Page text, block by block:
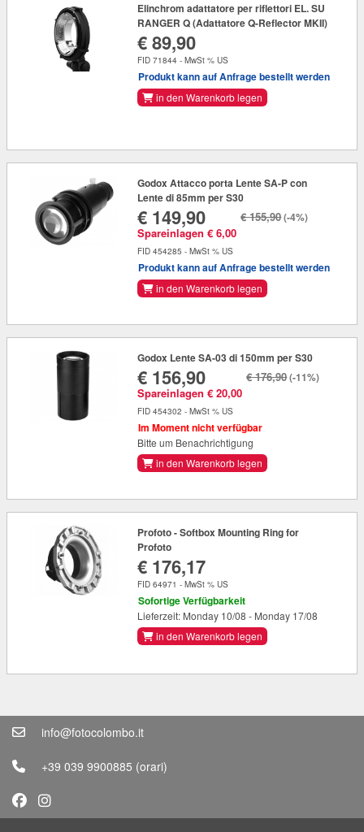
Elinchrom adattatore per riflettori EL. SU
RANGER Q (Adattatore Q-Reflector MKII)
€ 89,90
FID 71844 - MwSt % US
Produkt kann auf Anfrage bestellt werden
in den Warenkorb legen
Godox Attacco porta Lente SA-P con
Lente di 85mm per S30
€ 149,90
Spareinlagen € 6,00
€ 155,90(-4%)
FID 454285 - MwSt % US
Produkt kann auf Anfrage bestellt werden
in den Warenkorb legen
Godox Lente SA-03 di 150mm per S30
€ 156,90
Spareinlagen € 20,00
€ 176,90(-11%)
FID 454302 - MwSt % US
Im Moment nicht verfügbar
Bitte um Benachrichtigung
in den Warenkorb legen
Profoto - Softbox Mounting Ring for
Profoto
€ 176,17
FID 64971 - MwSt % US
Sofortige Verfügbarkeit
Lieferzeit: Monday 10/08 - Monday 17/08
in den Warenkorb legen
info@fotocolombo.it
+39 039 9900885 (orari)